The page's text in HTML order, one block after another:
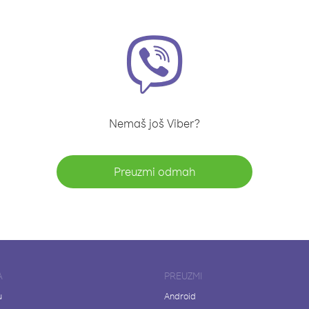
Nemaš još Viber?
Preuzmi odmah
PREUZMI
Android